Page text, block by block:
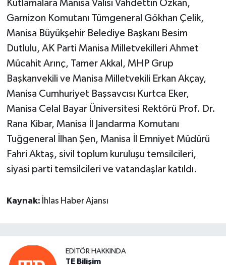
Kutlamalara Manisa Valisi Vahdettin Özkan,
Garnizon Komutanı Tümgeneral Gökhan Çelik,
Manisa Büyükşehir Belediye Başkanı Besim
Dutlulu, AK Parti Manisa Milletvekilleri Ahmet
Mücahit Arınç, Tamer Akkal, MHP Grup
Başkanvekili ve Manisa Milletvekili Erkan Akçay,
Manisa Cumhuriyet Başsavcısı Kurtca Eker,
Manisa Celal Bayar Üniversitesi Rektörü Prof. Dr.
Rana Kibar, Manisa İl Jandarma Komutanı
Tuğgeneral İlhan Şen, Manisa İl Emniyet Müdürü
Fahri Aktaş, sivil toplum kuruluşu temsilcileri,
siyasi parti temsilcileri ve vatandaşlar katıldı.
Kaynak: İhlas Haber Ajansı
EDITÖR HAKKINDA
TE Bilişim